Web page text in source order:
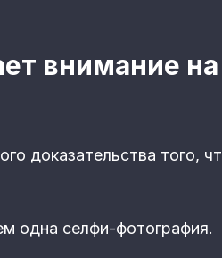
внимание на
доказательства того,
одна селфи-фотография.